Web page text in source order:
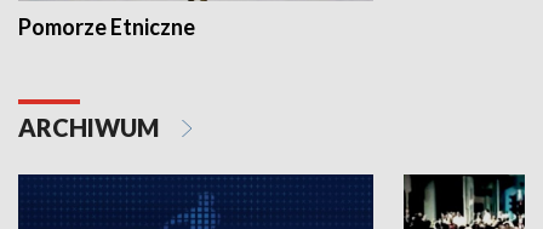
Pomorze Etniczne
ARCHIWUM